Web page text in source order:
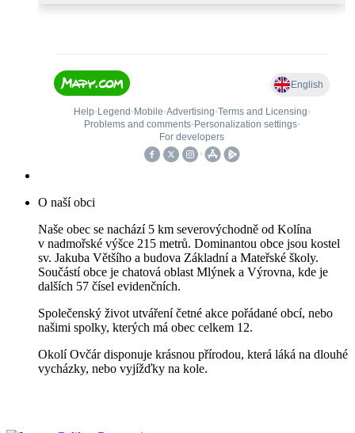
O naší obci
Naše obec se nachází 5 km severovýchodně od Kolína
v nadmořské výšce 215 metrů. Dominantou obce jsou kostel
sv. Jakuba Většího a budova Základní a Mateřské školy.
Součástí obce je chatová oblast Mlýnek a Výrovna, kde je
dalších 57 čísel evidenčních.
Společenský život utváření četné akce pořádané obcí, nebo
našimi spolky, kterých má obec celkem 12.
Okolí Ovčár disponuje krásnou přírodou, která láká na dlouhé
vycházky, nebo vyjížďky na kole.